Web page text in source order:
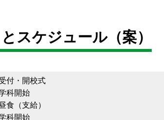
スケジュール（案）
付・開校式
科開始
（支給）
科開始